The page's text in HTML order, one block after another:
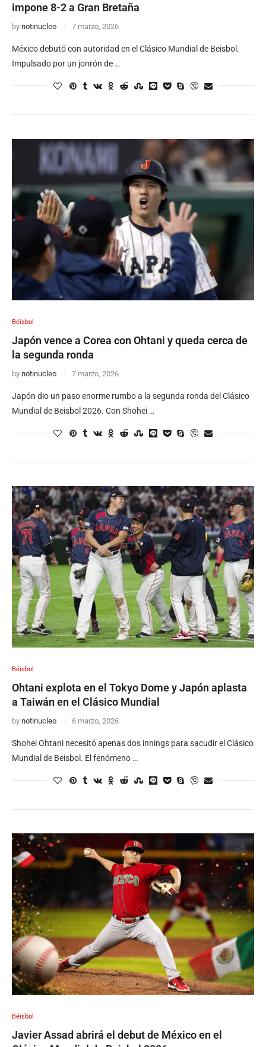
impone 8-2 a Gran Bretaña
by notinucleo 7 marzo, 2026
México debutó con autoridad en el Clásico Mundial de Beisbol.
Impulsado por un jonrón de …
Béisbol
Japón vence a Corea con Ohtani y queda cerca de
la segunda ronda
by notinucleo 7 marzo, 2026
Japón dio un paso enorme rumbo a la segunda ronda del Clásico
Mundial de Beisbol 2026. Con Shohei …
Béisbol
Ohtani explota en el Tokyo Dome y Japón aplasta
a Taiwán en el Clásico Mundial
by notinucleo 6 marzo, 2026
Shohei Ohtani necesitó apenas dos innings para sacudir el Clásico
Mundial de Beisbol. El fenómeno …
Béisbol
Javier Assad abrirá el debut de México en el